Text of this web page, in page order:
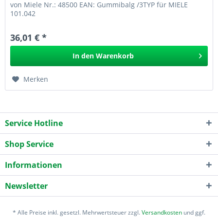
von Miele Nr.: 48500 EAN: Gummibalg /3TYP für MIELE
101.042
36,01 € *
In den Warenkorb
Merken
Service Hotline
Shop Service
Informationen
Newsletter
* Alle Preise inkl. gesetzl. Mehrwertsteuer zzgl.Versandkosten und ggf.